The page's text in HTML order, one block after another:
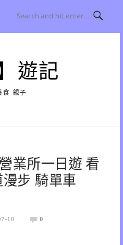
遊記
食 親子
業所一日遊 看
步 騎單車
10 0